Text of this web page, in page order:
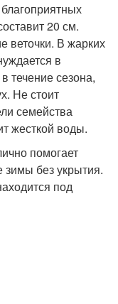
20 см.
веточки. В жарких
в
течение сезона,
Не стоит
семейства
жесткой воды.
помогает
зимы без укрытия.
под